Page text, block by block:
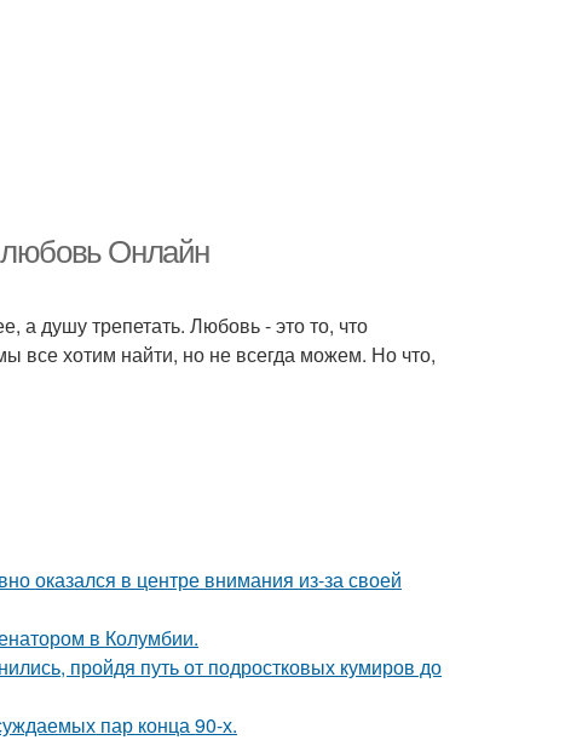
любовь Онлайн
а душу трепетать. Любовь - это то, что
все хотим найти, но не всегда можем. Но что,
оказался в центре внимания из-за своей
в Колумбии.
пройдя путь от подростковых кумиров до
пар конца 90-х.